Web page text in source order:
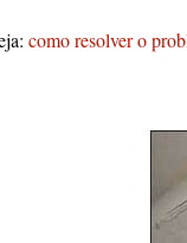
como resolver o